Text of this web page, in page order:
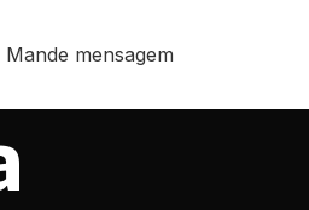
Mande mensagem